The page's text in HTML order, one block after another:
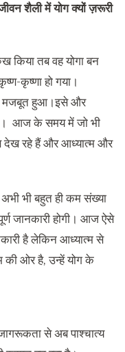
शैली में योग क्यों ज़रूरी
किया तब वह योगा बन
कृष्णा हो गया।
मजबूत हुआ।इसे और
आज के समय में जो भी
देख रहे हैं और आध्यात्म और
भी बहुत ही कम संख्या
जानकारी होगी। आज ऐसे
है लेकिन आध्यात्म से
की ओर है, उन्हें योग के
से अब पाश्चात्य